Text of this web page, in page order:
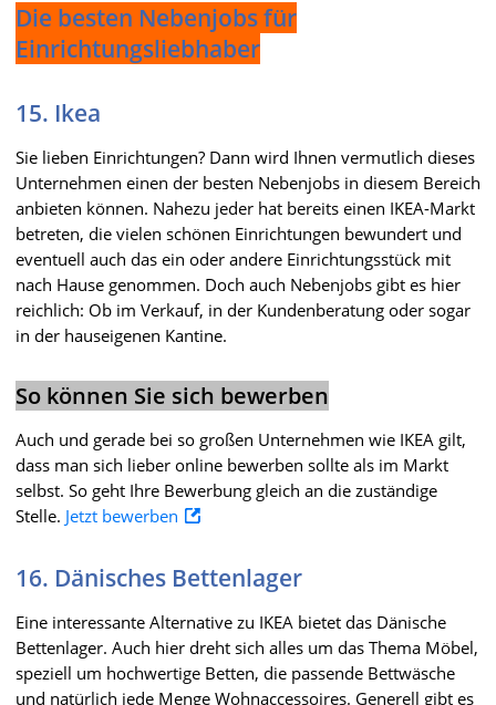
Die besten Nebenjobs für
Einrichtungsliebhaber
15. Ikea
Sie lieben Einrichtungen? Dann wird Ihnen vermutlich dieses
Unternehmen einen der besten Nebenjobs in diesem Bereich
anbieten können. Nahezu jeder hat bereits einen IKEA-Markt
betreten, die vielen schönen Einrichtungen bewundert und
eventuell auch das ein oder andere Einrichtungsstück mit
nach Hause genommen. Doch auch Nebenjobs gibt es hier
reichlich: Ob im Verkauf, in der Kundenberatung oder sogar
in der hauseigenen Kantine.
So können Sie sich bewerben
Auch und gerade bei so großen Unternehmen wie IKEA gilt,
dass man sich lieber online bewerben sollte als im Markt
selbst. So geht Ihre Bewerbung gleich an die zuständige
Stelle. Jetzt bewerben
16. Dänisches Bettenlager
Eine interessante Alternative zu IKEA bietet das Dänische
Bettenlager. Auch hier dreht sich alles um das Thema Möbel,
speziell um hochwertige Betten, die passende Bettwäsche
und natürlich jede Menge Wohnaccessoires. Generell gibt es